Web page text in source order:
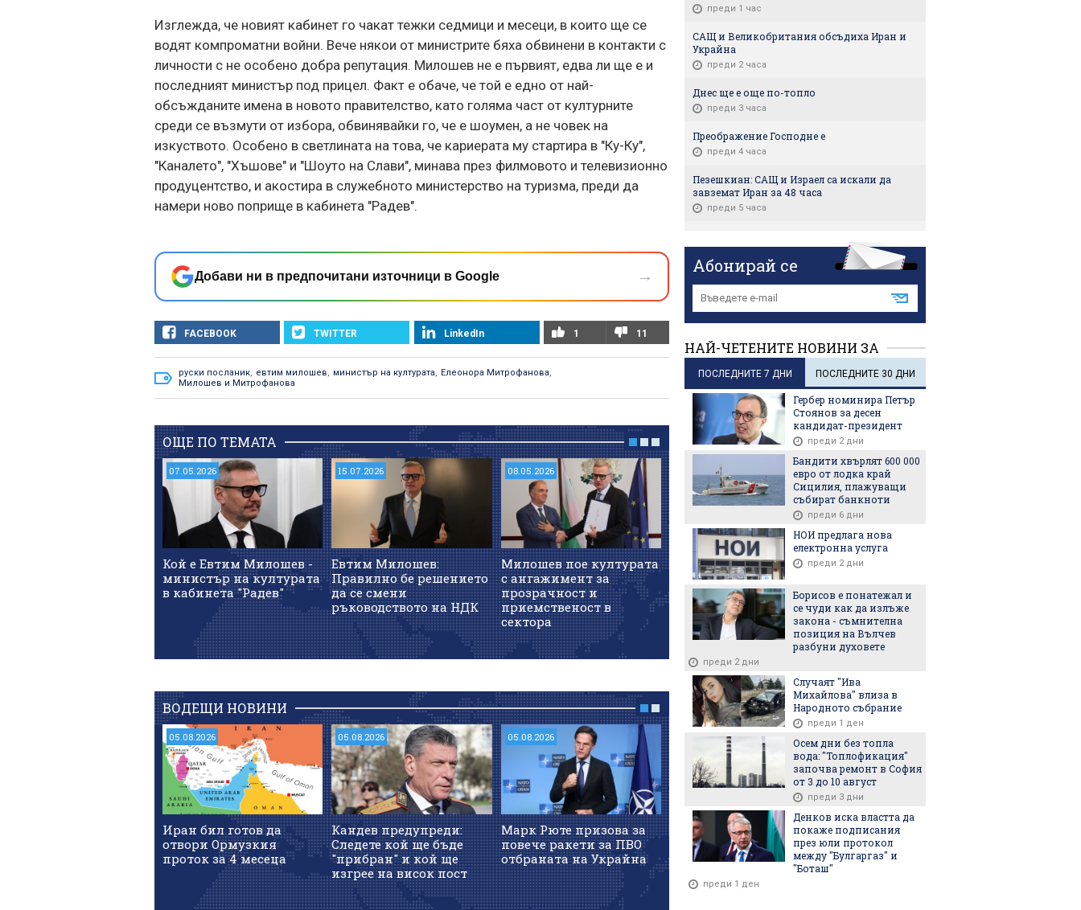
Изглежда, че новият кабинет го чакат тежки седмици и месеци, в които ще се
водят компроматни войни. Вече някои от министрите бяха обвинени в контакти с
личности с не особено добра репутация. Милошев не е първият, едва ли ще е и
последният министър под прицел. Факт е обаче, че той е едно от най-
обсъжданите имена в новото правителство, като голяма част от културните
среди се възмути от избора, обвинявайки го, че е шоумен, а не човек на
изкуството. Особено в светлината на това, че кариерата му стартира в "Ку-Ку",
"Каналето", "Хъшове" и "Шоуто на Слави", минава през филмовото и телевизионно
продуцентство, и акостира в служебното министерство на туризма, преди да
намери ново поприще в кабинета "Радев".
Добави ни в предпочитани източници в Google →
FACEBOOK TWITTER LinkedIn 1 11
руски посланик, евтим милошев, министър на културата, Елеонора Митрофанова,
Милошев и Митрофанова
ОЩЕ ПО ТЕМАТА
07.05.2026
Кой е Евтим Милошев -
министър на културата
в кабинета "Радев"
15.07.2026
Евтим Милошев:
Правилно бе решението
да се смени
ръководството на НДК
08.05.2026
Милошев пое културата
с ангажимент за
прозрачност и
приемственост в
сектора
16.05.2026
Евтим Милошев
поставя младите
творци във фокуса на
дейността си
17.07.2026
Министърът на
Върху мен натиск не е
оказван
ВОДЕЩИ НОВИНИ
05.08.2026
Иран бил готов да
отвори Ормузкия
проток за 4 месеца
05.08.2026
Кандев предупреди:
Следете кой ще бъде
"прибран" и кой ще
изгрее на висок пост
05.08.2026
Марк Рюте призова за
повече ракети за ПВО
отбраната на Украйна
05.08.2026
Израел успешно тества
ракетна система с
голям обсег
05.08.2026
Съдът на ЕС допусна
забрана на сигналите за
полицейски проверки в
преди 1 час
САЩ и Великобритания обсъдиха Иран и
Украйна
преди 2 часа
Днес ще е още по-топло
преди 3 часа
Преображение Господне е
преди 4 часа
Пезешкиан: САЩ и Израел са искали да
завземат Иран за 48 часа
преди 5 часа
Axios: Има прогрес на преговорите между
Ливан и Израел
"прибран" и кой ще изгрее на висок пост
Израел успешно тества ракетна система с
голям обсег
преди 7 часа
Абонирай се
НАЙ-ЧЕТЕНИТЕ НОВИНИ ЗА
ПОСЛЕДНИТЕ 7 ДНИ ПОСЛЕДНИТЕ 30 ДНИ
Гербер номинира Петър
Стоянов за десен
кандидат-президент
преди 2 дни
Бандити хвърлят 600 000
евро от лодка край
Сицилия, плажуващи
събират банкноти
преди 6 дни
НОИ предлага нова
електронна услуга
преди 2 дни
Борисов е понатежал и
се чуди как да излъже
закона - съмнителна
позиция на Вълчев
разбуни духовете
преди 2 дни
Случаят "Ива
Михайлова" влиза в
Народното събрание
преди 1 ден
Осем дни без топла
вода: "Топлофикация"
започва ремонт в София
от 3 до 10 август
преди 3 дни
Денков иска властта да
покаже подписания
през юли протокол
между "Булгаргаз" и
"Боташ"
преди 1 ден